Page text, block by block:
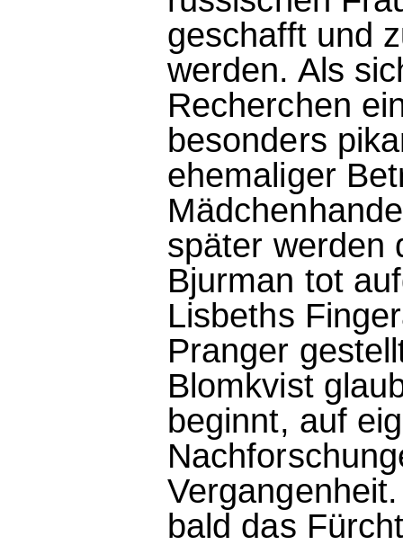
geschafft und
werden. Als
Recherchen
besonders
ehemaliger
später werden
Bjurman tot
Lisbeths
Pranger
Blomkvist
beginnt, auf
bald das